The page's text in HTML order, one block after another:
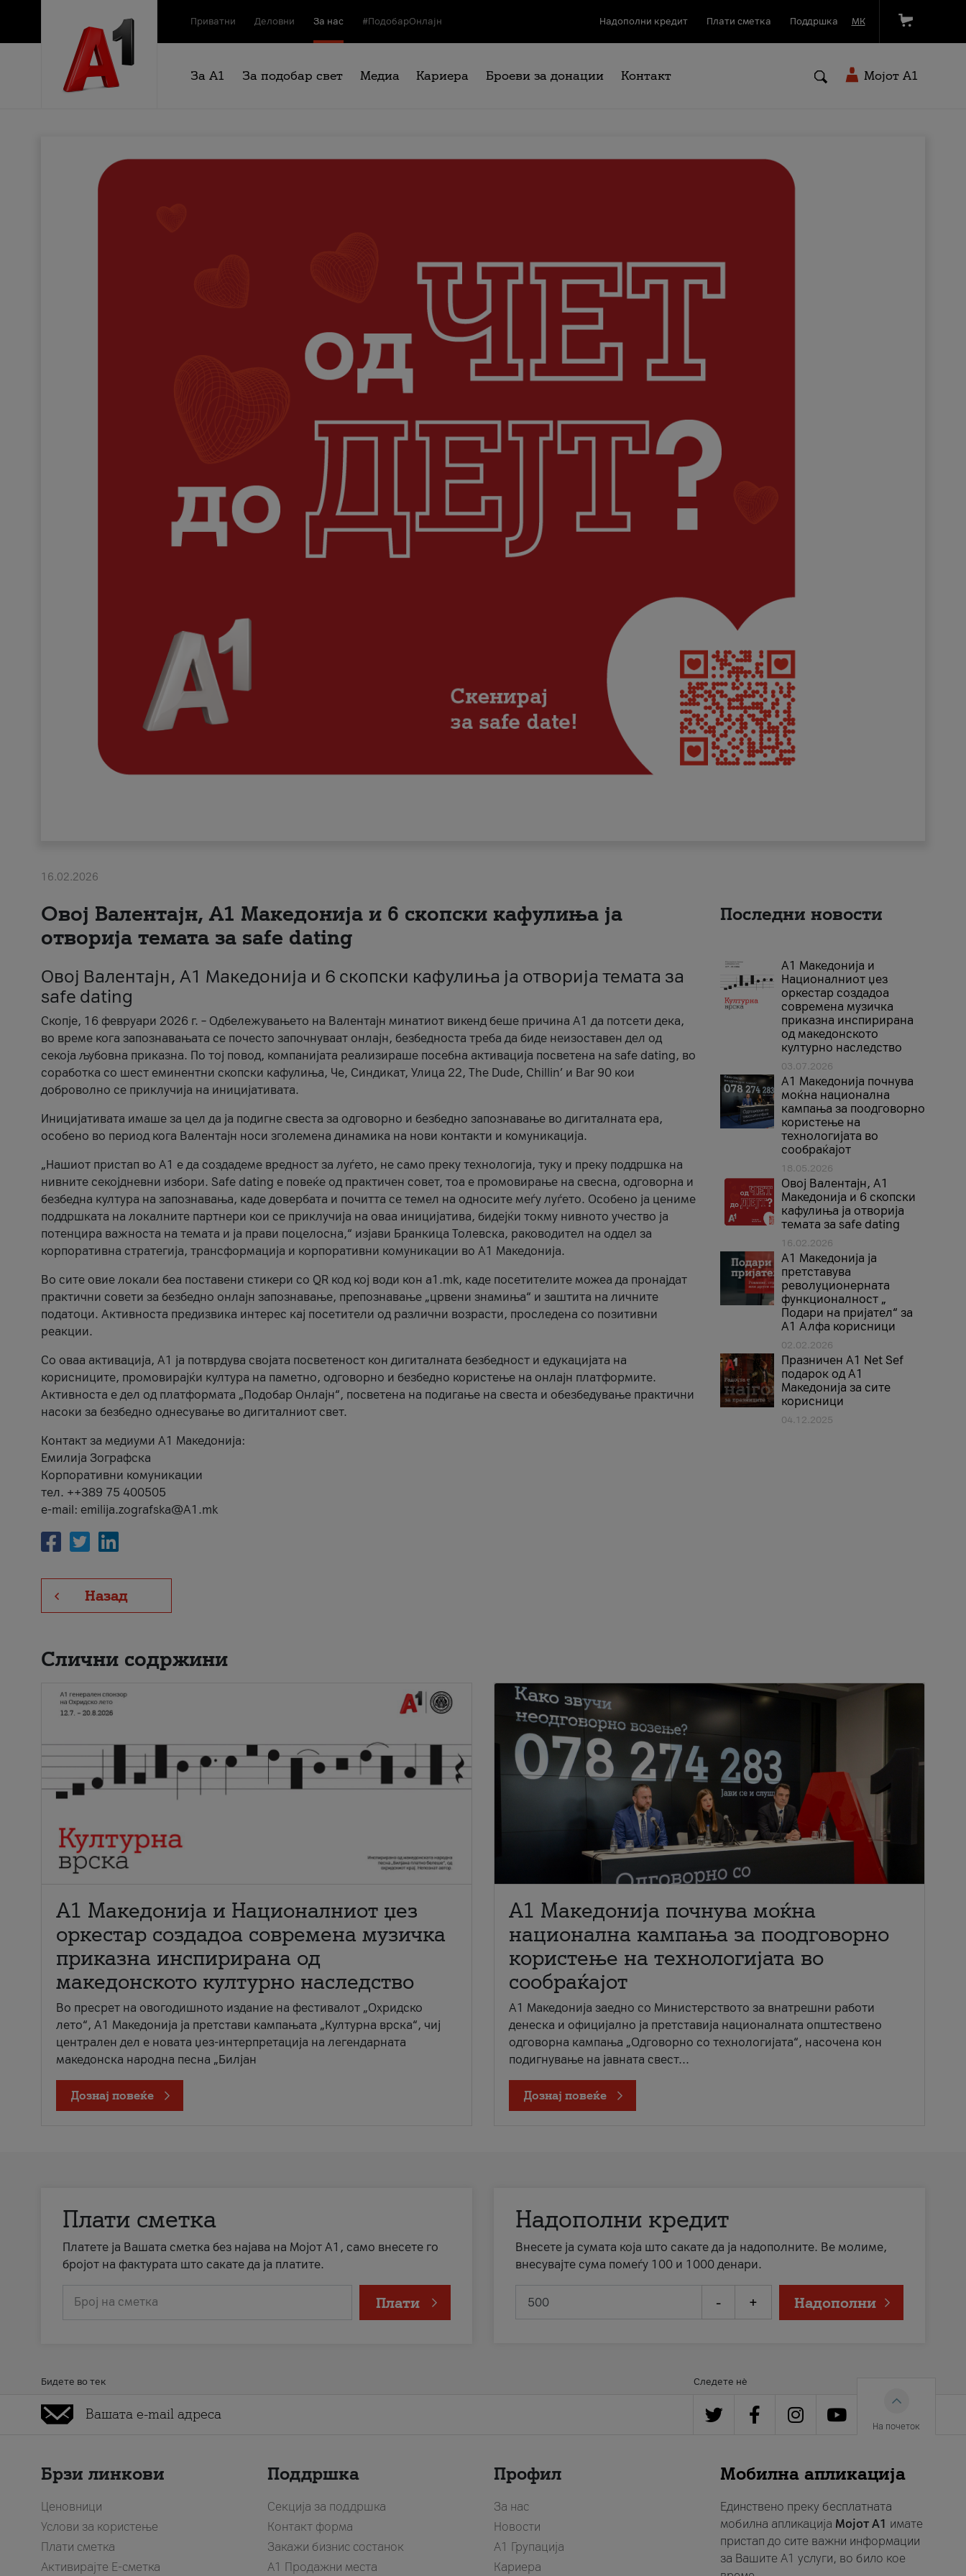
Приватни Деловни За нас #ПодобарОнлајн Надополни кредит Плати сметка Поддршка МК
За А1 За подобар свет Медиа Кариера Броеви за донации Контакт Мојот A1
16.02.2026
Овој Валентајн, A1 Македонија и 6 скопски кафулиња ја
отворија темата за safe dating
Овој Валентајн, A1 Македонија и 6 скопски кафулиња ја отворија темата за
safe dating
Скопје, 16 февруари 2026 г. – Одбележувањето на Валентајн минатиот викенд беше причина А1 да потсети дека,
во време кога запознавањата се почесто започнуваат онлајн, безбедноста треба да биде неизоставен дел од
секоја љубовна приказна. По тој повод, компанијата реализираше посебна активација посветена на safe dating, во
соработка со шест еминентни скопски кафулиња, Че, Синдикат, Улица 22, The Dude, Chillin’ и Bar 90 кои
доброволно се приклучија на иницијативата.
Иницијативата имаше за цел да ја подигне свеста за одговорно и безбедно запознавање во дигиталната ера,
особено во период кога Валентајн носи зголемена динамика на нови контакти и комуникација.
„Нашиот пристап во А1 е да создадеме вредност за луѓето, не само преку технологија, туку и преку поддршка на
нивните секојдневни избори. Safe dating е повеќе од практичен совет, тоа е промовирање на свесна, одговорна и
безбедна култура на запознавања, каде довербата и почитта се темел на односите меѓу луѓето. Особено ја цениме
поддршката на локалните партнери кои се приклучија на оваа иницијатива, бидејќи токму нивното учество ја
потенцира важноста на темата и ја прави поцелосна,“ изјави Бранкица Толевска, раководител на оддел за
корпоративна стратегија, трансформација и корпоративни комуникации во А1 Македонија.
Во сите овие локали беа поставени стикери со QR код кој води кон a1.mk, каде посетителите можеа да пронајдат
практични совети за безбедно онлајн запознавање, препознавање „црвени знамиња“ и заштита на личните
податоци. Активноста предизвика интерес кај посетители од различни возрасти, проследена со позитивни
реакции.
Со оваа активација, А1 ја потврдува својата посветеност кон дигиталната безбедност и едукацијата на
корисниците, промовирајќи култура на паметно, одговорно и безбедно користење на онлајн платформите.
Активноста е дел од платформата „Подобар Онлајн“, посветена на подигање на свеста и обезбедување практични
насоки за безбедно однесување во дигиталниот свет.
Контакт за медиуми А1 Македонија:
Емилија Зографска
Корпоративни комуникации
тел. ++389 75 400505
e-mail: emilija.zografska@A1.mk
Назад
Последни новости
А1 Македонија и
Националниот џез
оркестар создадоа
современа музичка
приказна инспирирана
од македонското
културно наследство
03.07.2026
A1 Македонија почнува
моќна национална
кампања за поодговорно
користење на
технологијата во
сообраќајот
18.05.2026
Овој Валентајн, A1
Македонија и 6 скопски
кафулиња ја отворија
темата за safe dating
16.02.2026
А1 Македонија ја
претставува
револуционерната
функционалност „
Подари на пријател“ за
А1 Алфа корисници
02.02.2026
Празничен A1 Net Sеf
подарок од А1
Македонија за сите
корисници
04.12.2025
Слични содржини
А1 Македонија и Националниот џез
оркестар создадоа современа музичка
приказна инспирирана од
македонското културно наследство
Во пресрет на овогодишното издание на фестивалот „Охридско
лето“, А1 Македонија ја претстави кампањата „Културна врска“, чиј
централен дел е новата џез-интерпретација на легендарната
македонска народна песна „Билјан
Дознај повеќе
A1 Македонија почнува моќна
национална кампања за поодговорно
користење на технологијата во
сообраќајот
A1 Македонија заедно со Министерството за внатрешни работи
денеска и официјално ја претставија националната општествено
одговорна кампања „Одговорно со технологијата“, насочена кон
подигнување на јавната свест...
Дознај повеќе
Плати сметка
Платете ја Вашата сметка без најава на Мојот А1, само внесете го
бројот на фактурата што сакате да ја платите.
Број на сметка Плати
Надополни кредит
Внесете ја сумата која што сакате да ја надополните. Ве молиме,
внесувајте сума помеѓу 100 и 1000 денари.
- + Надополни
Бидете во тек Следете нè
На почеток
Брзи линкови
Ценовници
Услови за користење
Плати сметка
Активирајте Е-сметка
Поддршка
Секција за поддршка
Контакт форма
Закажи бизнис состанок
A1 Продажни места
Профил
За нас
Новости
А1 Групација
Кариера
Мобилна апликација
Единствено преку бесплатната
мобилна апликација Мојот A1 имате
пристап до сите важни информации
за Вашите A1 услуги, во било кое